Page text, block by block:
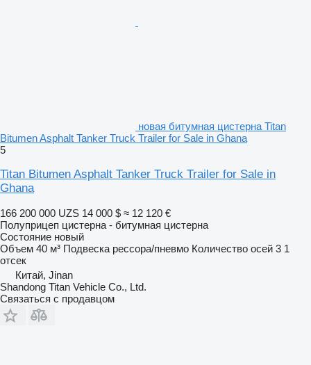
новая битумная цистерна Titan
Bitumen Asphalt Tanker Truck Trailer for Sale in Ghana
5
Titan Bitumen Asphalt Tanker Truck Trailer for Sale in
Ghana
166 200 000 UZS 14 000 $ ≈ 12 120 €
Полуприцеп цистерна - битумная цистерна
Состояние новый
Объем 40 м³ Подвеска рессора/пневмо Количество осей 3 1
отсек
Китай, Jinan
Shandong Titan Vehicle Co., Ltd.
Связаться с продавцом